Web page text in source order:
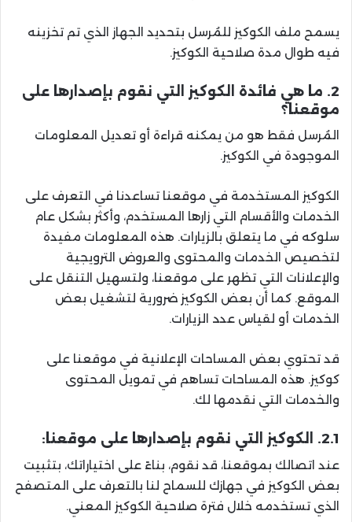
يسمح ملف الكوكيز للمُرسل بتحديد الجهاز الذي تم تخزينه
فيه طوال مدة صلاحية الكوكيز.
2. ما هي فائدة الكوكيز التي نقوم بإصدارها على
موقعنا؟
المُرسل فقط هو من يمكنه قراءة أو تعديل المعلومات
الموجودة في الكوكيز.
الكوكيز المستخدمة في موقعنا تساعدنا في التعرف على
الخدمات والأقسام التي زارها المستخدم، وأكثر بشكل عام
سلوكه في ما يتعلق بالزيارات. هذه المعلومات مفيدة
لتخصيص الخدمات والمحتوى والعروض الترويجية
والإعلانات التي تظهر على موقعنا، ولتسهيل التنقل على
الموقع. كما أن بعض الكوكيز ضرورية لتشغيل بعض
الخدمات أو لقياس عدد الزيارات.
قد تحتوي بعض المساحات الإعلانية في موقعنا على
كوكيز. هذه المساحات تساهم في تمويل المحتوى
والخدمات التي نقدمها لك.
2.1. الكوكيز التي نقوم بإصدارها على موقعنا:
عند اتصالك بموقعنا، قد نقوم، بناءً على اختياراتك، بتثبيت
بعض الكوكيز في جهازك للسماح لنا بالتعرف على المتصفح
الذي تستخدمه خلال فترة صلاحية الكوكيز المعني.